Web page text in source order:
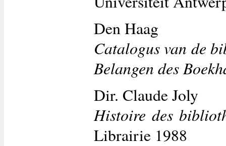
Den Haag
Catalogus van de
Belangen des
Dir. Claude Joly
Histoire des
Librairie 1988